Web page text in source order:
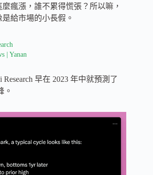
瘋漲，誰不累得慌張？所以嘛，
給市場的小長假。
| Yanan
早在 2023 年中就預測了
。